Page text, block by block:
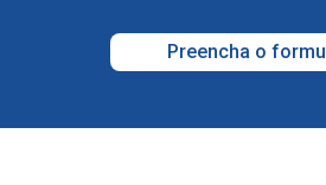
Preencha o